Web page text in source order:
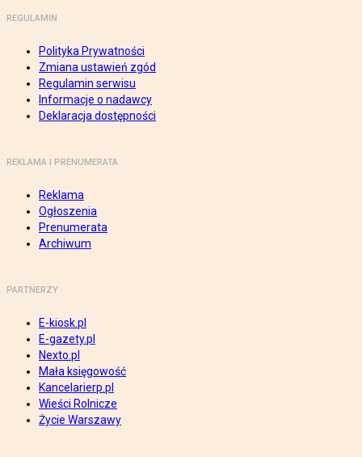
REGULAMIN
Polityka Prywatności
Zmiana ustawień zgód
Regulamin serwisu
Informacje o nadawcy
Deklaracja dostępności
REKLAMA I PRENUMERATA
Reklama
Ogłoszenia
Prenumerata
Archiwum
PARTNERZY
E-kiosk.pl
E-gazety.pl
Nexto.pl
Mała księgowość
Kancelarierp.pl
Wieści Rolnicze
Życie Warszawy